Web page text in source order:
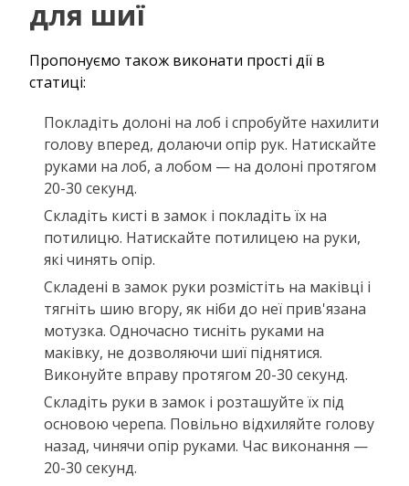
для шиї
Пропонуємо також виконати прості дії в
статиці:
Покладіть долоні на лоб і спробуйте нахилити
голову вперед, долаючи опір рук. Натискайте
руками на лоб, а лобом — на долоні протягом
20-30 секунд.
Складіть кисті в замок і покладіть їх на
потилицю. Натискайте потилицею на руки,
які чинять опір.
Складені в замок руки розмістіть на маківці і
тягніть шию вгору, як ніби до неї прив'язана
мотузка. Одночасно тисніть руками на
маківку, не дозволяючи шиї піднятися.
Виконуйте вправу протягом 20-30 секунд.
Складіть руки в замок і розташуйте їх під
основою черепа. Повільно відхиляйте голову
назад, чинячи опір руками. Час виконання —
20-30 секунд.